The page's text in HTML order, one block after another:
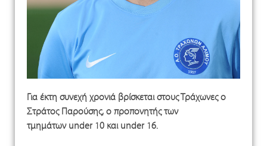
Για έκτη συνεχή χρονιά βρίσκεται στους Τράχωνες ο
Στράτος Παρούσης, ο προπονητής των
τμημάτων under 10 και under 16.